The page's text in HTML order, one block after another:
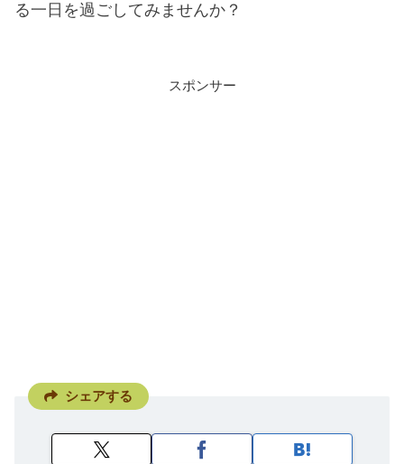
る一日を過ごしてみませんか？
スポンサー
シェアする